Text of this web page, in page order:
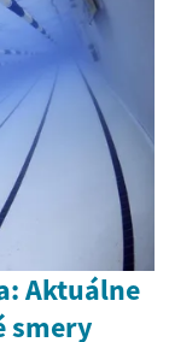
Aktuálne
smery